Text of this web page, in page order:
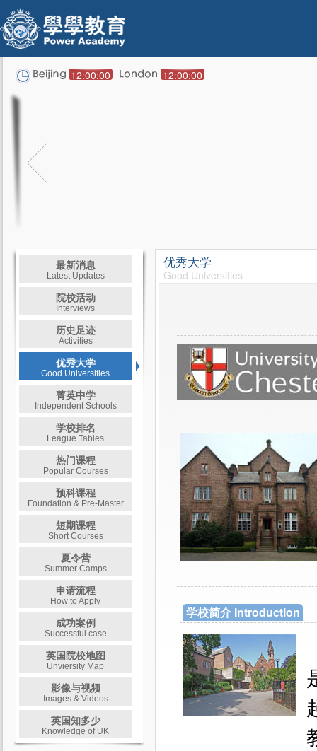
12:00:00 12:00:00
最新消息
Latest Updates
院校活动
Interviews
历史足迹
Activities
优秀大学
Good Universities
菁英中学
Independent Schools
学校排名
League Tables
热门课程
Popular Courses
预科课程
Foundation & Pre-Master
短期课程
Short Courses
夏令营
Summer Camps
申请流程
How to Apply
成功案例
Successful case
英国院校地图
Unviersity Map
影像与视频
Images & Videos
英国知多少
Knowledge of UK
优秀大学
Good Universities
学校简介 Introduction